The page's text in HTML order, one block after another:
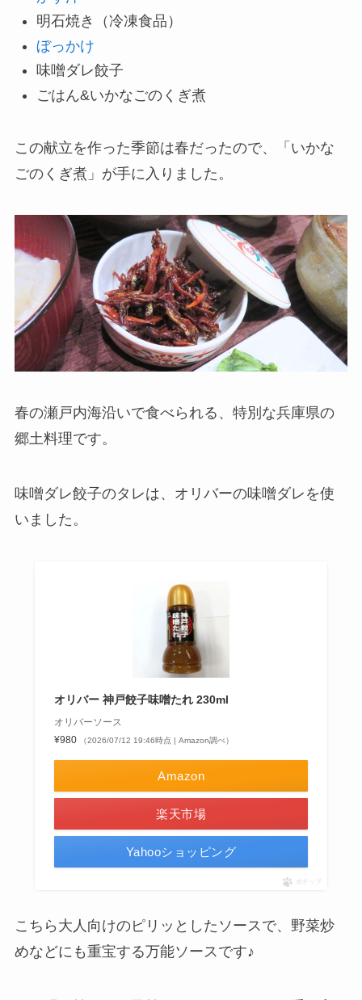
明石焼き（冷凍食品）
ぼっかけ
味噌ダレ餃子
ごはん&いかなごのくぎ煮
この献立を作った季節は春だったので、「いかな
ごのくぎ煮」が手に入りました。
春の瀬戸内海沿いで食べられる、特別な兵庫県の
郷土料理です。
味噌ダレ餃子のタレは、オリバーの味噌ダレを使
いました。
オリバー 神戸餃子味噌たれ 230ml
オリバーソース
¥980
（2026/07/12 19:46時点 | Amazon調べ）
Amazon
楽天市場
Yahooショッピング
ポチップ
こちら大人向けのピリッとしたソースで、野菜炒
めなどにも重宝する万能ソースです♪